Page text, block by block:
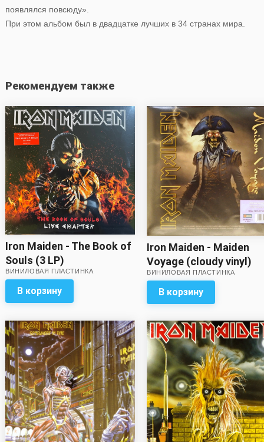
появлялся повсюду».
При этом альбом был в двадцатке лучших в 34 странах мира.
Рекомендуем также
Iron Maiden - The Book of
Souls (3 LP)
ВИНИЛОВАЯ ПЛАСТИНКА
В корзину
Iron Maiden - Maiden
Voyage (cloudy vinyl)
ВИНИЛОВАЯ ПЛАСТИНКА
В корзину